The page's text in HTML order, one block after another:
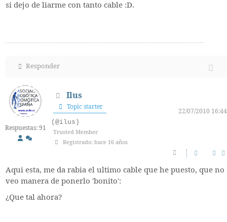
si dejo de liarme con tanto cable :D.
Responder
Respuestas: 91
Ilus
Topic starter
22/07/2010 16:44
(@ilus)
Trusted Member
Registrado: hace 16 años
Aqui esta, me da rabia el ultimo cable que he puesto, que no
veo manera de ponerlo 'bonito':
¿Que tal ahora?